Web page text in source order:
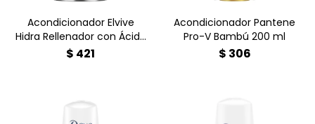
Acondicionador Elvive
Hidra Rellenador con Ácido
Hialurónico 200 ml
$ 421
Acondicionador Pantene
Pro-V Bambú 200 ml
$ 306